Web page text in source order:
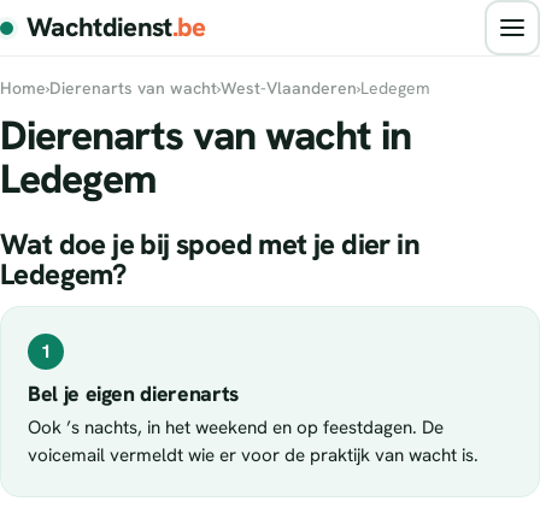
Wachtdienst.be
Home›Dierenarts van wacht›West-Vlaanderen›Ledegem
Dierenarts van wacht in
Ledegem
Wat doe je bij spoed met je dier in
Ledegem?
1
Bel je eigen dierenarts
Ook ’s nachts, in het weekend en op feestdagen. De
voicemail vermeldt wie er voor de praktijk van wacht is.